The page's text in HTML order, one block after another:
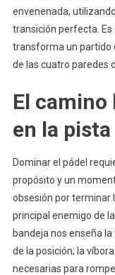
envenenada,
transición perfecta.
transforma un partido
de las cuatro paredes
El camino
en la pista
Dominar el pádel
propósito y un
obsesión por terminar
principal enemigo de
bandeja nos enseña
de la posición; la
necesarias para